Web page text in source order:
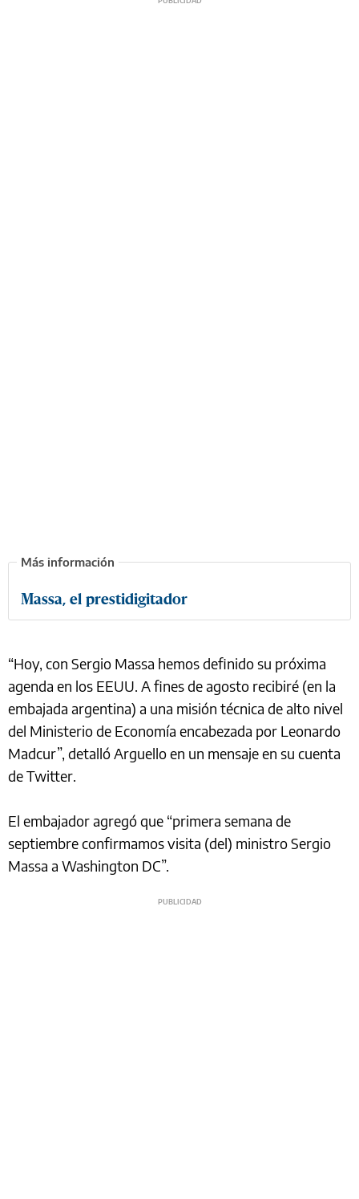
Massa, el prestidigitador
“Hoy, con Sergio Massa hemos definido su próxima
agenda en los EEUU. A fines de agosto recibiré (en la
embajada argentina) a una misión técnica de alto nivel
del Ministerio de Economía encabezada por Leonardo
Madcur”, detalló Arguello en un mensaje en su cuenta
de Twitter.
El embajador agregó que “primera semana de
septiembre confirmamos visita (del) ministro Sergio
Massa a Washington DC”.